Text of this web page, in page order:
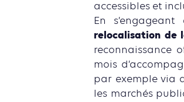
accessibles et
En
relocalisation de
reconnaissance
mois
par exemple via
les marchés